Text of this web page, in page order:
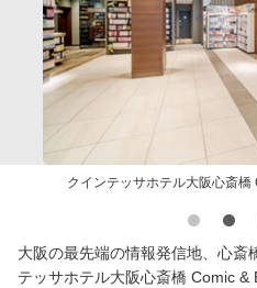
クインテッサホテル大阪心斎橋
大阪の最先端の情報発信地、心斎
テッサホテル大阪心斎橋 Comic